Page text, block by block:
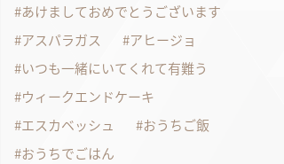
あけましておめでとうございます
アスパラガス
アヒージョ
いつも一緒にいてくれて有難う
ウィークエンドケーキ
エスカベッシュ
おうちご飯
おうちでごはん